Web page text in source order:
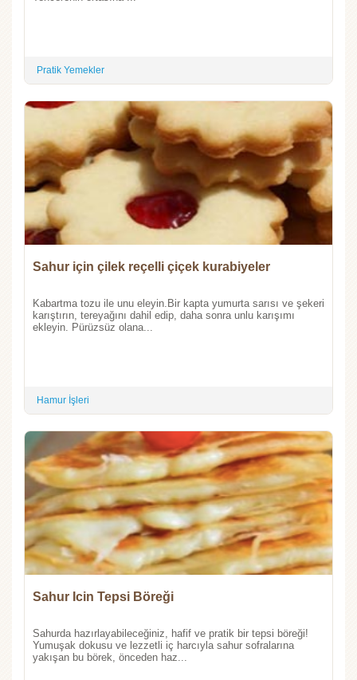
Pratik Yemekler
Sahur için çilek reçelli çiçek kurabiyeler
Kabartma tozu ile unu eleyin.Bir kapta yumurta sarısı ve şekeri
karıştırın, tereyağını dahil edip, daha sonra unlu karışımı
ekleyin. Pürüzsüz olana...
Hamur İşleri
Sahur Icin Tepsi Böreği
Sahurda hazırlayabileceğiniz, hafif ve pratik bir tepsi böreği!
Yumuşak dokusu ve lezzetli iç harcıyla sahur sofralarına
yakışan bu börek, önceden haz...